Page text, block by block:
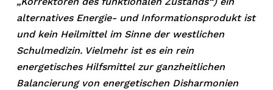
alternatives Energie- und Informationsprodukt ist
und kein Heilmittel im Sinne der westlichen
Schulmedizin. Vielmehr ist es ein rein
energetisches Hilfsmittel zur ganzheitlichen
Balancierung von energetischen Disharmonien